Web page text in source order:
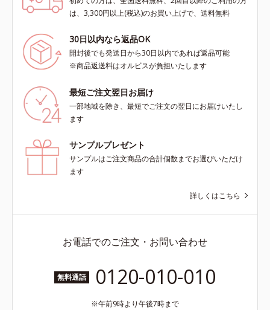
は、3,300円以上(税込)のお買い上げで、送料無料
30日以内なら返品OK
開封後でも発送日から30日以内であれば返品可能
※商品返送料はオルビスが負担いたします
最短ご注文翌日お届け
一部地域を除き、最短でご注文の翌日にお届けいたし
ます
サンプルプレゼント
サンプルはご注文商品の合計個数までお選びいただけ
ます
詳しくはこちら
お電話でのご注文・お問い合わせ
無料通話 0120-010-010
午前9時より午後7時まで